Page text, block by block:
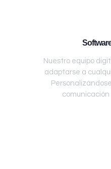
Nuestro equipo
adaptarse a
comunicación